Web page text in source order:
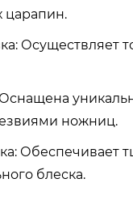
царапин.
Осуществляет
ножниц.
Обеспечивает
блеска.